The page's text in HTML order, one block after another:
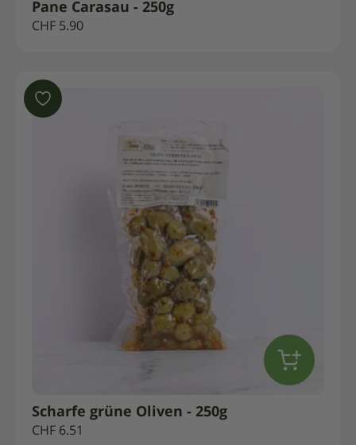
Pane Carasau - 250g
CHF 5.90
Scharfe grüne Oliven - 250g
CHF 6.51